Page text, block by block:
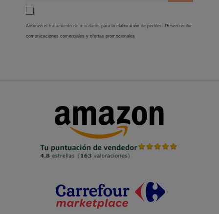
Autorizo el tratamiento de mis datos para la elaboración de perfiles. Deseo recibir
comunicaciones comerciales y ofertas promocionales